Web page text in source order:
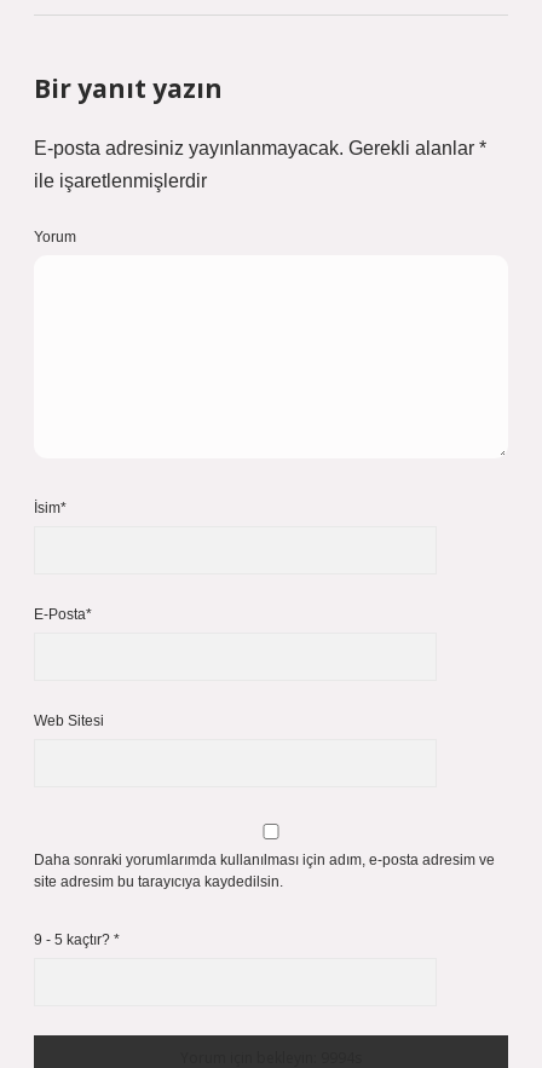
Bir yanıt yazın
E-posta adresiniz yayınlanmayacak. Gerekli alanlar *
ile işaretlenmişlerdir
Yorum
İsim*
E-Posta*
Web Sitesi
Daha sonraki yorumlarımda kullanılması için adım, e-posta adresim ve
site adresim bu tarayıcıya kaydedilsin.
9 - 5 kaçtır? *